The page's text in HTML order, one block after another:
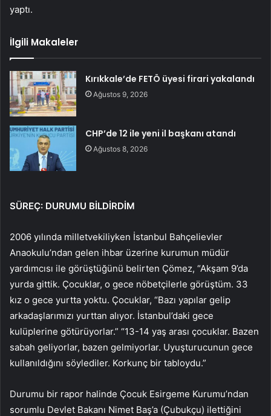
yaptı.
İlgili Makaleler
Kırıkkale’de FETÖ üyesi firari yakalandı
Ağustos 9, 2026
CHP’de 12 ile yeni il başkanı atandı
Ağustos 8, 2026
SÜREÇ: DURUMU BİLDİRDİM
2006 yılında milletvekiliyken İstanbul Bahçelievler
Anaokulu’ndan gelen ihbar üzerine kurumun müdür
yardımcısı ile görüştüğünü belirten Çömez, “Akşam 9’da
yurda gittik. Çocuklar, o gece nöbetçilerle görüştüm. 33
kız o gece yurtta yoktu. Çocuklar, “Bazı yapılar gelip
arkadaşlarımızı yurttan alıyor. İstanbul’daki gece
kulüplerine götürüyorlar.” “13-14 yaş arası çocuklar. Bazen
sabah geliyorlar, bazen gelmiyorlar. Uyuşturucunun gece
kullanıldığını söylediler. Korkunç bir tabloydu.”
Durumu bir rapor halinde Çocuk Esirgeme Kurumu’ndan
sorumlu Devlet Bakanı Nimet Baş’a (Çubukçu) ilettiğini